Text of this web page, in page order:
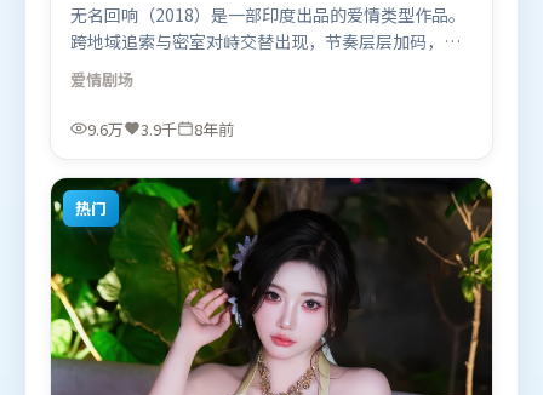
无名回响（2018）是一部印度出品的爱情类型作品。
跨地域追索与密室对峙交替出现，节奏层层加码，张
力持续上扬。类型元素被重新组合，既致敬经典也尝
试突破套路。由娄烨执导，张家辉、易烊千玺、艾米
莉·布朗特，孙艺珍、奥卡菲娜、咏梅等联袂出演。
线，适合喜欢爱情题材的观众观看。
爱情剧场
9.6万 3.9千 8年前
热门